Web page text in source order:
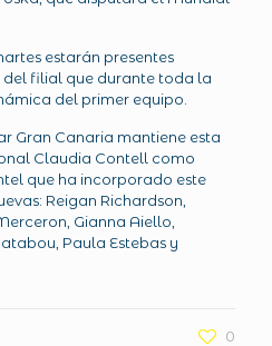
estarán presentes
filial que durante toda la
del primer equipo.
Gran Canaria mantiene esta
Claudia Contell como
que ha incorporado este
Reigan Richardson,
Gianna Aiello,
Paula Estebas y
0